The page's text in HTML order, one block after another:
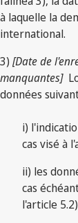
à laquelle la
international.
3) [Date de
manquantes]
données
i)
cas visé à
ii) les
cas
l'article